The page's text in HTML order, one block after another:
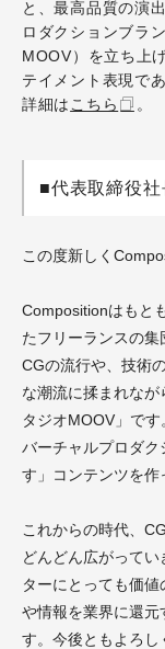
と、最高品質の演
ロダクションブラ
MOOV）を立ち上
テイメント表現で
詳細は こちら 。
■代表取締役社
この度新しく
Compositionはもと
たフリーランスの
CGの流行や、技術
な潮流に揉まれな
タジオMOOV」で
バーチャルプロダ
す」コンテンツを作
これからの時代、
どんどん広がって
ターにとっても価
や情報を業界に還元
す。今後ともよろし